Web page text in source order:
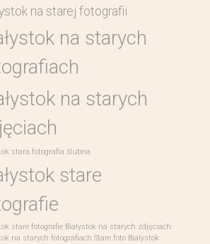
na starej fotografii
na starych
na starych
stara fotografia ślubna
stare
stare fotografie Białystok na starych zdjęciach
na starych fotografiach Stare foto Białystok